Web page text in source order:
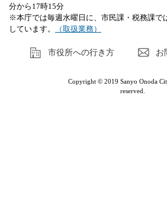
分から17時15分
※本庁では毎週水曜日に、市民課・税務課で
しています。
（取扱業務）
市役所への行き方 お
Copyright © 2019 Sanyo Onoda
reserved.